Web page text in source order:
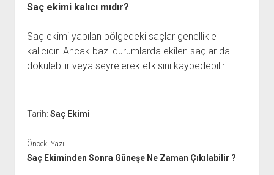
Saç ekimi kalıcı mıdır?
Saç ekimi yapılan bölgedeki saçlar genellikle
kalıcıdır. Ancak bazı durumlarda ekilen saçlar da
dökülebilir veya seyrelerek etkisini kaybedebilir.
Tarih: Saç Ekimi
Önceki Yazı
Saç Ekiminden Sonra Güneşe Ne Zaman Çıkılabilir ?